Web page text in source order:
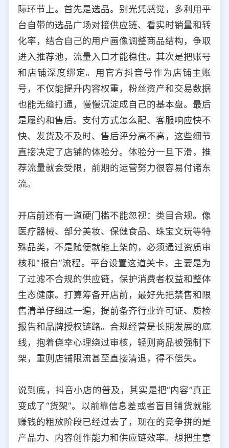
际环节上。首先是选品。别光凭感觉，多利用平
台自带的选品广场对接供应链、看实时销量和转
化率，结合自己的用户画像调整商品结构，争取
进入推荐池，流量入口才能稳住。其次是把账号
和店铺深度绑定。用官方抖音号作为店铺主账
号，不仅能提升内容权重，粉丝资产和交易数据
也能无缝打通，慢慢沉淀成自己的基本盘。最后
是履约和售后。支付方式怎么配、客服响应快不
快、发货及不及时、售后评分高不高，这些细节
直接决定了店铺的体验分。体验分一旦下滑，推
荐流量就会受限，前期的运营努力很容易付诸东
流。
开店前还有一道硬门槛不能忽视：类目合规。像
医疗器械、部分美妆、保健食品、珠宝文玩等特
殊品类，不是随便就能上架的，必须通过资质审
核和“报白”流程。平台设置这道关卡，主要是为
了过滤不合规的供应链，保护消费者权益和整体
生态健康。打算筹备开店前，最好先把禁售和限
售清单仔细过一遍，提前备齐行业许可证、质检
报告和品牌授权链路。合规经营是长期发展的底
线，抱着侥幸心理绕过审核，轻则商品被强制下
架，重则店铺限流甚至直接清退，得不偿失。
说到底，抖音小店的普及，其实是把“内容”真正
变成了“货架”。以前靠信息差或者盲目铺货就能
赚钱的粗放阶段已经过去了，现在的竞争拼的是
产品力、内容创作能力和供应链效率。想把生意